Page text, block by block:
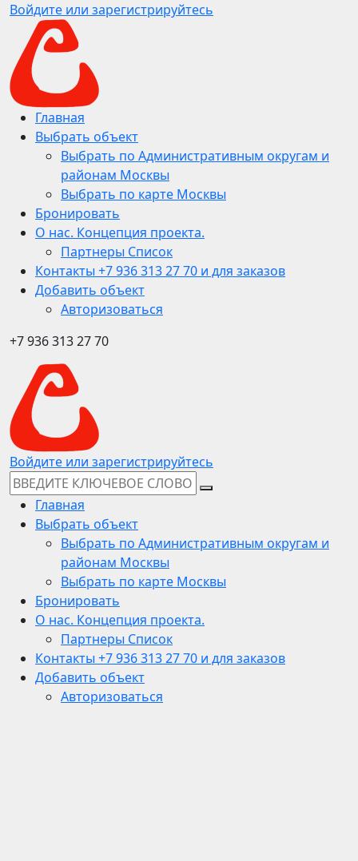
Войдите или зарегистрируйтесь
Главная
Выбрать объект
Выбрать по Административным округам и
районам Москвы
Выбрать по карте Москвы
Бронировать
О нас. Концепция проекта.
Партнеры Список
Контакты +7 936 313 27 70 и для заказов
Добавить объект
Авторизоваться
+7 936 313 27 70
Войдите или зарегистрируйтесь
Главная
Выбрать объект
Выбрать по Административным округам и
районам Москвы
Выбрать по карте Москвы
Бронировать
О нас. Концепция проекта.
Партнеры Список
Контакты +7 936 313 27 70 и для заказов
Добавить объект
Авторизоваться